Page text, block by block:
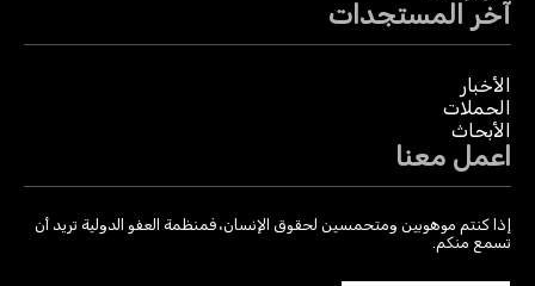
آخر المستجدات
الأخبار
الحملات
الأبحاث
اعمل معنا
إذا كنتم موهوبين ومتحمسين لحقوق الإنسان، فمنظمة العفو الدولية تريد أن
تسمع منكم.